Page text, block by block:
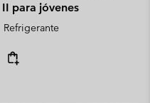
II para jóvenes
Refrigerante